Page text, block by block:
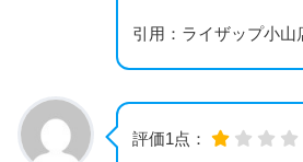
引用：ライザップ小山
評価1点：